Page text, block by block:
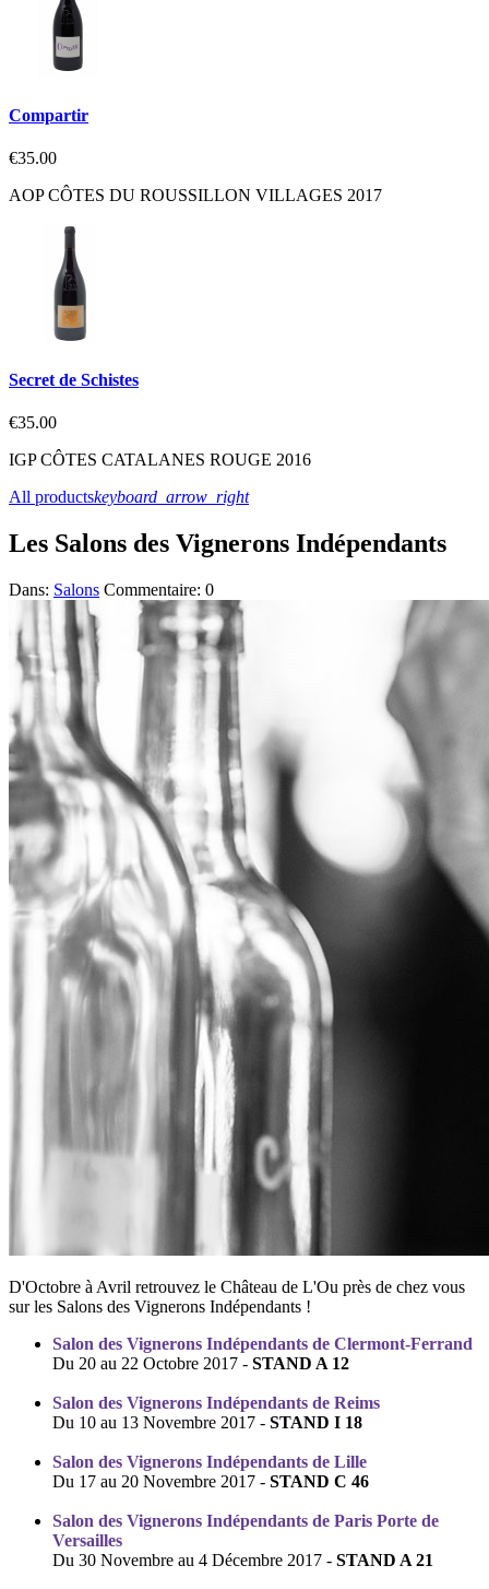
Compartir
€35.00
AOP CÔTES DU ROUSSILLON VILLAGES 2017
Secret de Schistes
€35.00
IGP CÔTES CATALANES ROUGE 2016
All productskeyboard_arrow_right
Les Salons des Vignerons Indépendants
Dans: Salons Commentaire: 0
D'Octobre à Avril retrouvez le Château de L'Ou près de chez vous
sur les Salons des Vignerons Indépendants !
Salon des Vignerons Indépendants de Clermont-Ferrand
Du 20 au 22 Octobre 2017 - STAND A 12
Salon des Vignerons Indépendants de Reims
Du 10 au 13 Novembre 2017 - STAND I 18
Salon des Vignerons Indépendants de Lille
Du 17 au 20 Novembre 2017 - STAND C 46
Salon des Vignerons Indépendants de Paris Porte de
Versailles
Du 30 Novembre au 4 Décembre 2017 - STAND A 21